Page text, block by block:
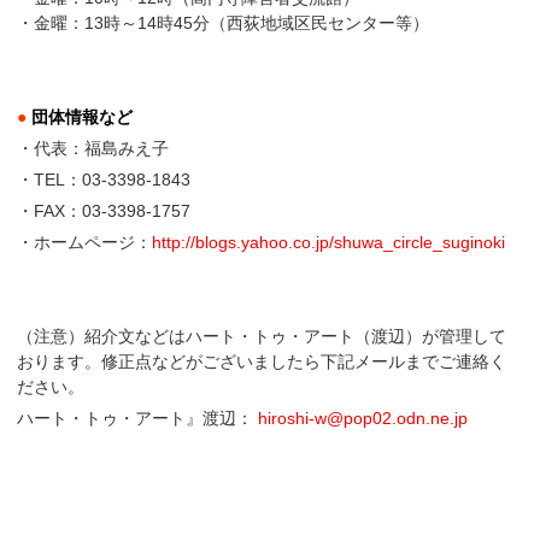
・金曜：13時～14時45分（西荻地域区民センター等）
● 団体情報など
・代表：福島みえ子
・TEL：03-3398-1843
・FAX：03-3398-1757
・ホームページ： http://blogs.yahoo.co.jp/shuwa_circle_suginoki
（注意）紹介文などはハート・トゥ・アート（渡辺）が管理して
おります。修正点などがございましたら下記メールまでご連絡く
ださい。
ハート・トゥ・アート』渡辺： hiroshi-w@pop02.odn.ne.jp